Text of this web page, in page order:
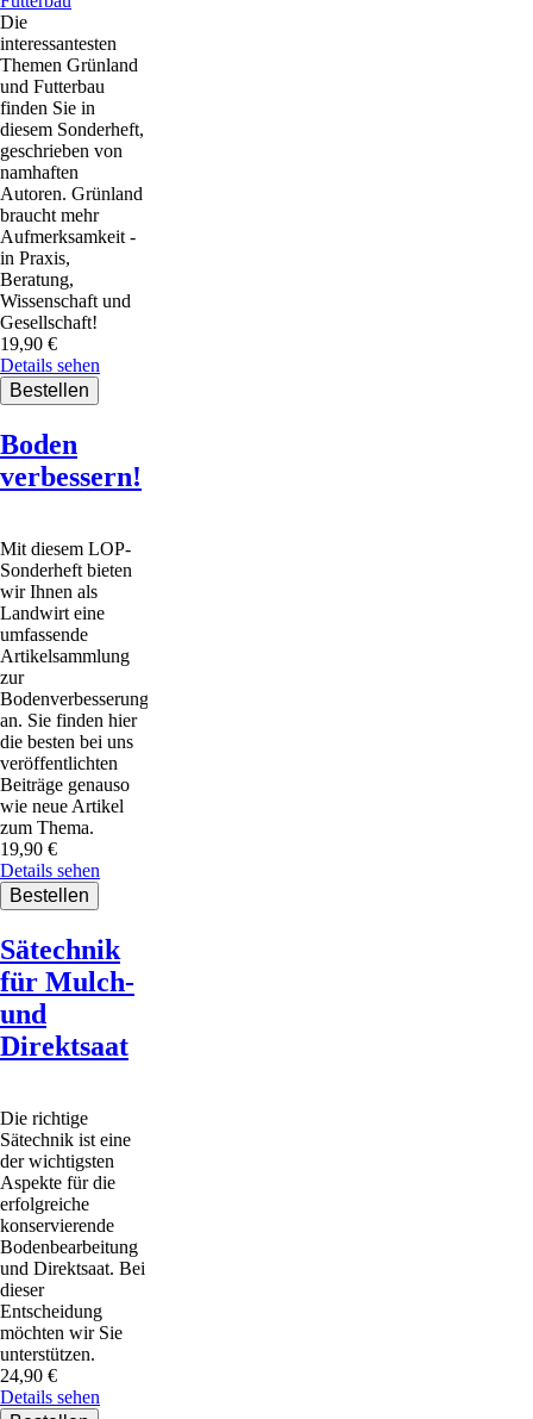
Die
interessantesten
Themen Grünland
und Futterbau
finden Sie in
diesem Sonderheft,
geschrieben von
namhaften
Autoren. Grünland
braucht mehr
Aufmerksamkeit -
in Praxis,
Beratung,
Wissenschaft und
Gesellschaft!
19,90 €
Details sehen
Boden
verbessern!
Mit diesem LOP-
Sonderheft bieten
wir Ihnen als
Landwirt eine
umfassende
Artikelsammlung
zur
Bodenverbesserung
an. Sie finden hier
die besten bei uns
veröffentlichten
Beiträge genauso
wie neue Artikel
zum Thema.
19,90 €
Details sehen
Sätechnik
für Mulch-
und
Direktsaat
Die richtige
Sätechnik ist eine
der wichtigsten
Aspekte für die
erfolgreiche
konservierende
Bodenbearbeitung
und Direktsaat. Bei
dieser
Entscheidung
möchten wir Sie
unterstützen.
24,90 €
Details sehen